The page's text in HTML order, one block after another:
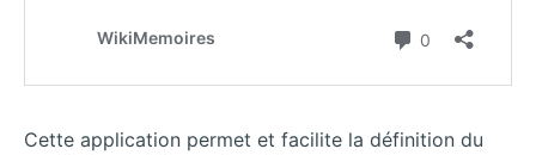
Cette application permet et facilite la définition du